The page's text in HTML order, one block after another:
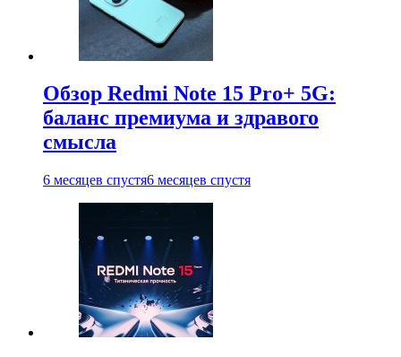
Обзор Redmi Note 15 Pro+ 5G:
баланс премиума и здравого
смысла
6 месяцев спустя6 месяцев спустя